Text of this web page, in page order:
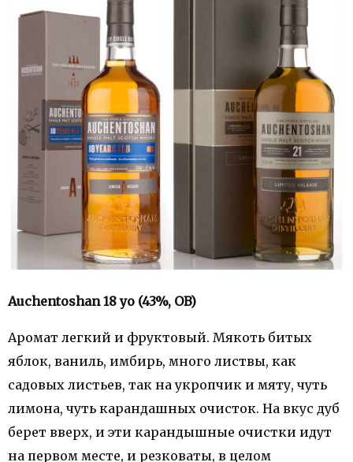
Auchentoshan 18 yo (43%, OB)
Аромат легкий и фруктовый. Мякоть битых
яблок, ваниль, имбирь, много листвы, как
садовых листьев, так на укропчик и мяту, чуть
лимона, чуть карандашных очисток. На вкус дуб
берет вверх, и эти карандышные очистки идут
на первом месте, и резковаты, в целом